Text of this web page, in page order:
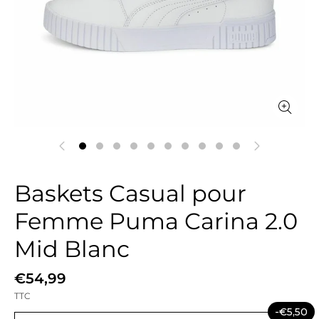
Baskets Casual pour
Femme Puma Carina 2.0
Mid Blanc
€54,99
TTC
-€5,50